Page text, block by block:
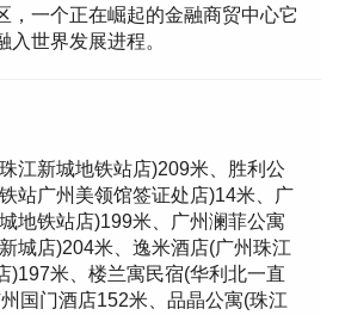
，一个正在崛起的金融商贸中心它
入世界发展进程。
江新城地铁站店)209米、胜利公
站广州美领馆签证处店)14米、广
地铁站店)199米、广州澜菲公寓
城店)204米、逸米酒店(广州珠江
)197米、楼兰寓民宿(华利北一直
国门酒店152米、品晶公寓(珠江